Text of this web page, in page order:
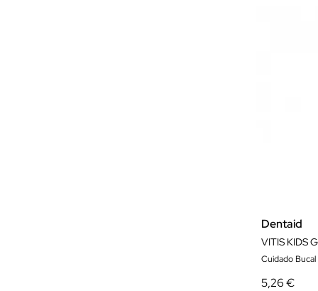
Dentaid
VITIS KIDS
Cuidado Bucal
5,26 €